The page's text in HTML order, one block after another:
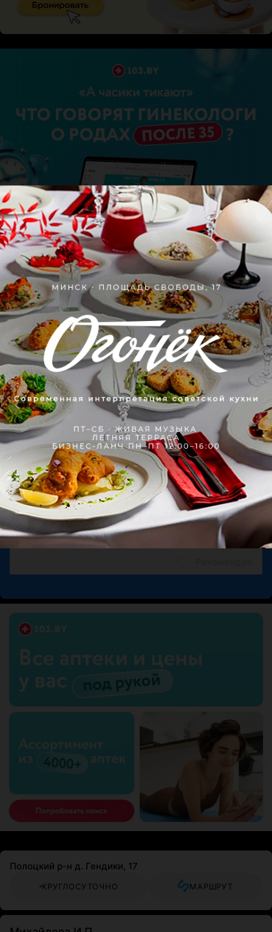
Отзывы
Аноним
30 августа 2021
Отзыв подтвержден Рекомендую
Прекрасное место, куда хочется возвращаться снова и
снова. Дружелюбный персонал, красивейшие пейзажи,
аккуратная, чистая...
Поделитесь мнением
Полоцкий р-н д. Гендики, 17
КРУГЛОСУТОЧНО МАРШРУТ